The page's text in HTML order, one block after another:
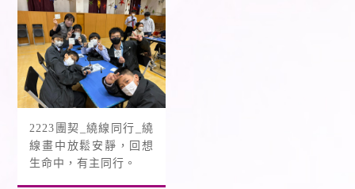
2223團契_繞線同行_繞
線畫中放鬆安靜，回想
生命中，有主同行。